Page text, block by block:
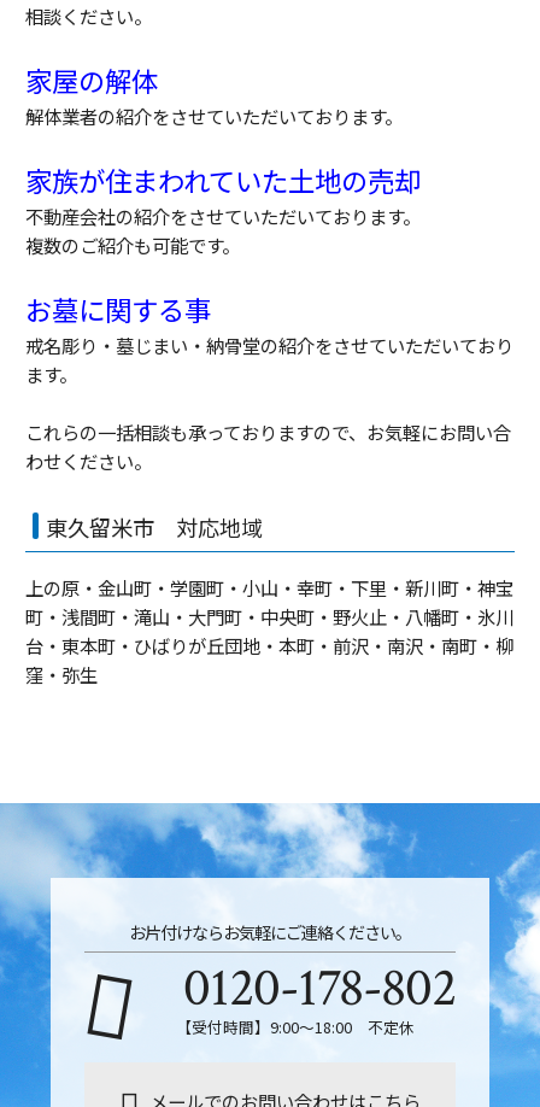
相談ください。
家屋の解体
解体業者の紹介をさせていただいております。
家族が住まわれていた土地の売却
不動産会社の紹介をさせていただいております。
複数のご紹介も可能です。
お墓に関する事
戒名彫り・墓じまい・納骨堂の紹介をさせていただいており
ます。
これらの一括相談も承っておりますので、お気軽にお問い合
わせください。
東久留米市 対応地域
上の原・金山町・学園町・小山・幸町・下里・新川町・神宝
町・浅間町・滝山・大門町・中央町・野火止・八幡町・氷川
台・東本町・ひばりが丘団地・本町・前沢・南沢・南町・柳
窪・弥生
お片付けならお気軽にご連絡ください。
0120-178-802
【受付時間】9:00～18:00 不定休
メールでのお問い合わせはこちら